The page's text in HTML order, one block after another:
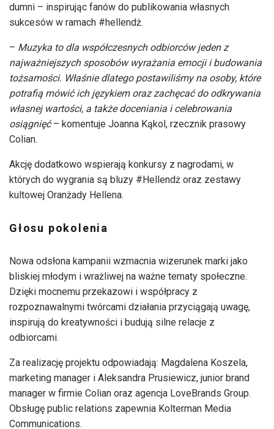
dumni – inspirując fanów do publikowania własnych
sukcesów w ramach #hellendż.
– Muzyka to dla współczesnych odbiorców jeden z
najważniejszych sposobów wyrażania emocji i budowania
tożsamości. Właśnie dlatego postawiliśmy na osoby, które
potrafią mówić ich językiem oraz zachęcać do odkrywania
własnej wartości, a także doceniania i celebrowania
osiągnięć– komentuje Joanna Kąkol, rzecznik prasowy
Colian.
Akcję dodatkowo wspierają konkursy z nagrodami, w
których do wygrania są bluzy #Hellendż oraz zestawy
kultowej Oranżady Hellena.
Głosu pokolenia
Nowa odsłona kampanii wzmacnia wizerunek marki jako
bliskiej młodym i wrażliwej na ważne tematy społeczne.
Dzięki mocnemu przekazowi i współpracy z
rozpoznawalnymi twórcami działania przyciągają uwagę,
inspirują do kreatywności i budują silne relacje z
odbiorcami.
Za realizację projektu odpowiadają: Magdalena Koszela,
marketing manager i Aleksandra Prusiewicz, junior brand
manager w firmie Colian oraz agencja LoveBrands Group.
Obsługę public relations zapewnia Kolterman Media
Communications.